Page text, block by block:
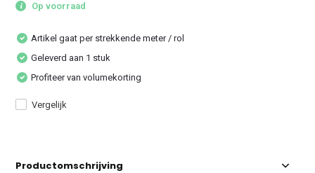
Op voorraad
Artikel gaat per strekkende meter / rol
Geleverd aan 1 stuk
Profiteer van volumekorting
Vergelijk
Productomschrijving